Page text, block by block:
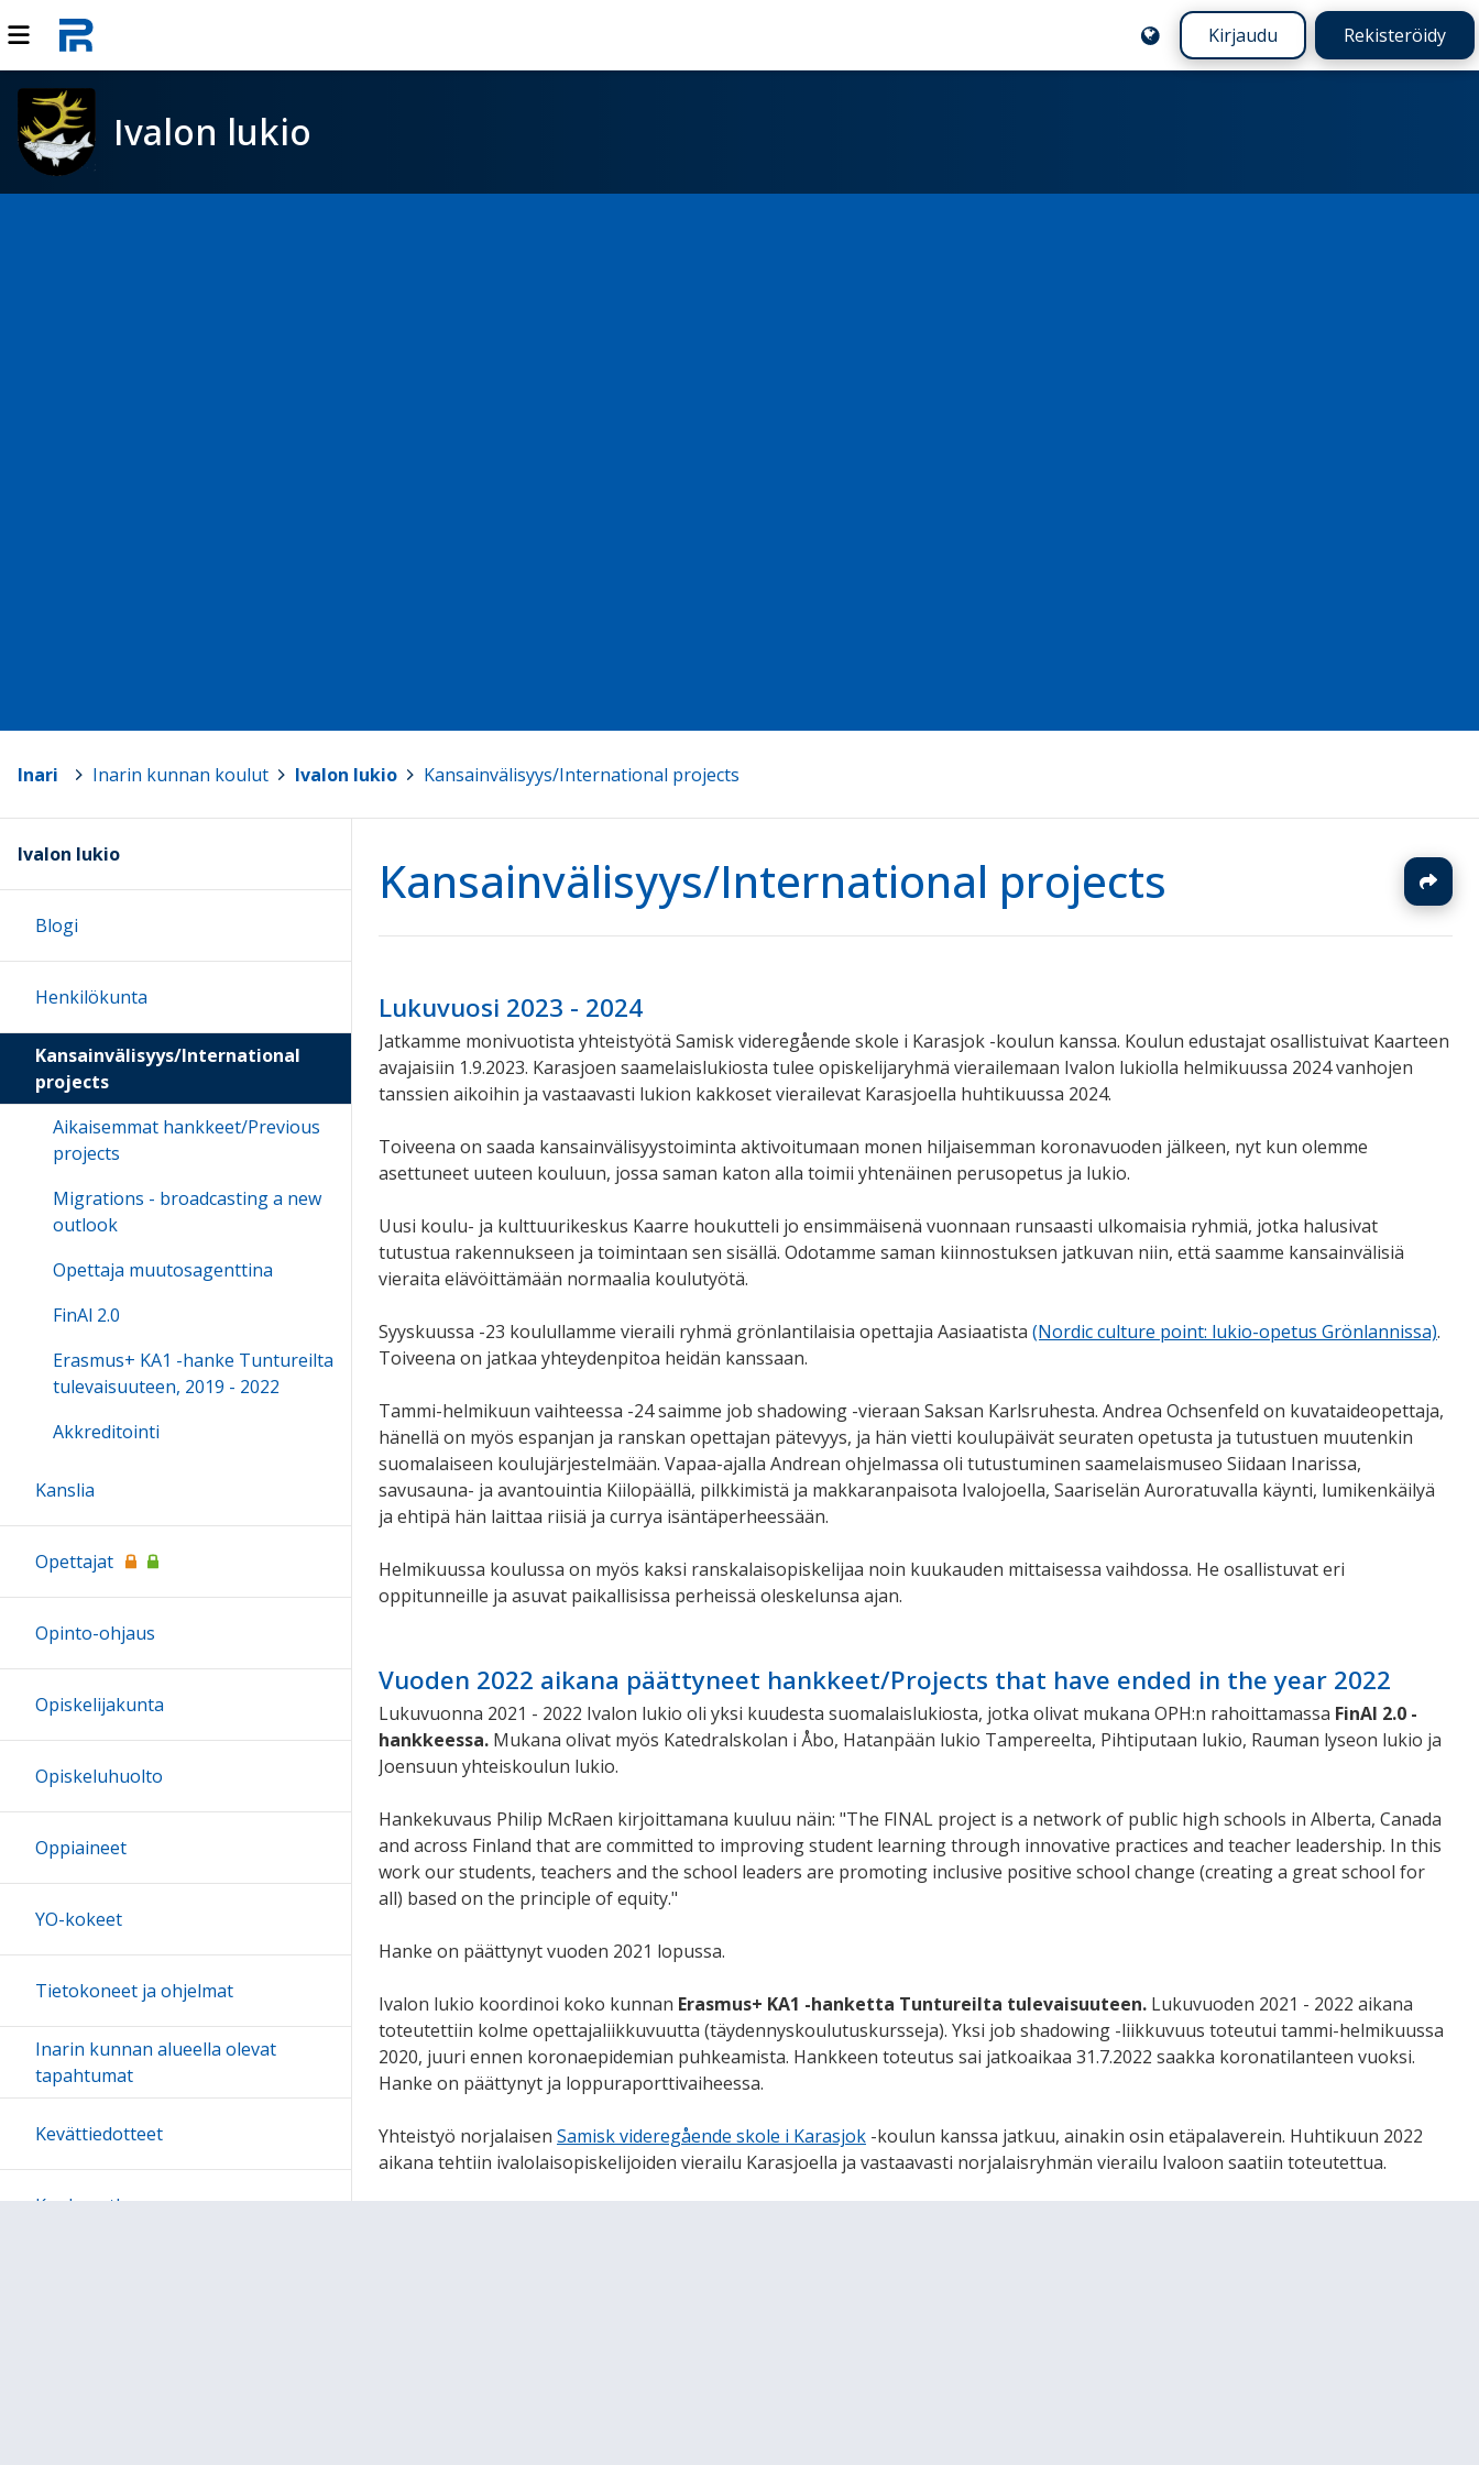
Kirjaudu Rekisteröidy
Ivalon lukio
Inari Inarin kunnan koulut Ivalon lukio Kansainvälisyys/International projects
Kansainvälisyys/International projects
Lukuvuosi 2023 - 2024
Jatkamme monivuotista yhteistyötä Samisk videregående skole i Karasjok -koulun kanssa. Koulun edustajat osallistuivat Kaarteen
avajaisiin 1.9.2023. Karasjoen saamelaislukiosta tulee opiskelijaryhmä vierailemaan Ivalon lukiolla helmikuussa 2024 vanhojen
tanssien aikoihin ja vastaavasti lukion kakkoset vierailevat Karasjoella huhtikuussa 2024.
Toiveena on saada kansainvälisyystoiminta aktivoitumaan monen hiljaisemman koronavuoden jälkeen, nyt kun olemme
asettuneet uuteen kouluun, jossa saman katon alla toimii yhtenäinen perusopetus ja lukio.
Uusi koulu- ja kulttuurikeskus Kaarre houkutteli jo ensimmäisenä vuonnaan runsaasti ulkomaisia ryhmiä, jotka halusivat
tutustua rakennukseen ja toimintaan sen sisällä. Odotamme saman kiinnostuksen jatkuvan niin, että saamme kansainvälisiä
vieraita elävöittämään normaalia koulutyötä.
Syyskuussa -23 koulullamme vieraili ryhmä grönlantilaisia opettajia Aasiaatista (Nordic culture point: lukio-opetus Grönlannissa).
Toiveena on jatkaa yhteydenpitoa heidän kanssaan.
Tammi-helmikuun vaihteessa -24 saimme job shadowing -vieraan Saksan Karlsruhesta. Andrea Ochsenfeld on kuvataideopettaja,
hänellä on myös espanjan ja ranskan opettajan pätevyys, ja hän vietti koulupäivät seuraten opetusta ja tutustuen muutenkin
suomalaiseen koulujärjestelmään. Vapaa-ajalla Andrean ohjelmassa oli tutustuminen saamelaismuseo Siidaan Inarissa,
savusauna- ja avantouintia Kiilopäällä, pilkkimistä ja makkaranpaisota Ivalojoella, Saariselän Auroratuvalla käynti, lumikenkäilyä
ja ehtipä hän laittaa riisiä ja currya isäntäperheessään.
Helmikuussa koulussa on myös kaksi ranskalaisopiskelijaa noin kuukauden mittaisessa vaihdossa. He osallistuvat eri
oppitunneille ja asuvat paikallisissa perheissä oleskelunsa ajan.
Vuoden 2022 aikana päättyneet hankkeet/Projects that have ended in the year 2022
Lukuvuonna 2021 - 2022 Ivalon lukio oli yksi kuudesta suomalaislukiosta, jotka olivat mukana OPH:n rahoittamassa FinAl 2.0 -
hankkeessa. Mukana olivat myös Katedralskolan i Åbo, Hatanpään lukio Tampereelta, Pihtiputaan lukio, Rauman lyseon lukio ja
Joensuun yhteiskoulun lukio.
Hankekuvaus Philip McRaen kirjoittamana kuuluu näin: "The FINAL project is a network of public high schools in Alberta, Canada
and across Finland that are committed to improving student learning through innovative practices and teacher leadership. In this
work our students, teachers and the school leaders are promoting inclusive positive school change (creating a great school for
all) based on the principle of equity."
Hanke on päättynyt vuoden 2021 lopussa.
Ivalon lukio koordinoi koko kunnan Erasmus+ KA1 -hanketta Tuntureilta tulevaisuuteen. Lukuvuoden 2021 - 2022 aikana
toteutettiin kolme opettajaliikkuvuutta (täydennyskoulutuskursseja). Yksi job shadowing -liikkuvuus toteutui tammi-helmikuussa
2020, juuri ennen koronaepidemian puhkeamista. Hankkeen toteutus sai jatkoaikaa 31.7.2022 saakka koronatilanteen vuoksi.
Hanke on päättynyt ja loppuraporttivaiheessa.
Yhteistyö norjalaisen Samisk videregående skole i Karasjok -koulun kanssa jatkuu, ainakin osin etäpalaverein. Huhtikuun 2022
aikana tehtiin ivalolaisopiskelijoiden vierailu Karasjoella ja vastaavasti norjalaisryhmän vierailu Ivaloon saatiin toteutettua.
Ivalon lukio
Blogi
Henkilökunta
Kansainvälisyys/International
projects
Aikaisemmat hankkeet/Previous
projects
Migrations - broadcasting a new
outlook
Opettaja muutosagenttina
FinAl 2.0
Erasmus+ KA1 -hanke Tuntureilta
tulevaisuuteen, 2019 - 2022
Akkreditointi
Kanslia
Opettajat
Opinto-ohjaus
Opiskelijakunta
Opiskeluhuolto
Oppiaineet
YO-kokeet
Tietokoneet ja ohjelmat
Inarin kunnan alueella olevat
tapahtumat
Kevättiedotteet
Koulumatka